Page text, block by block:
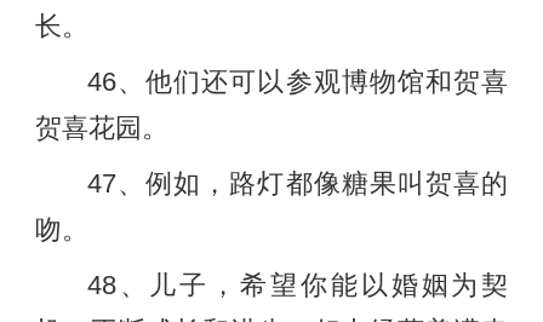
长。
46、他们还可以参观博物馆和贺喜
贺喜花园。
47、例如，路灯都像糖果叫贺喜的
吻。
48、儿子，希望你能以婚姻为契